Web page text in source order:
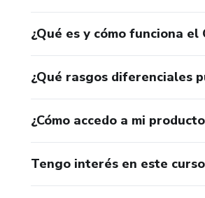
¿Qué es y cómo funciona
¿Qué rasgos diferenciales
¿Cómo accedo a mi
Tengo interés en este